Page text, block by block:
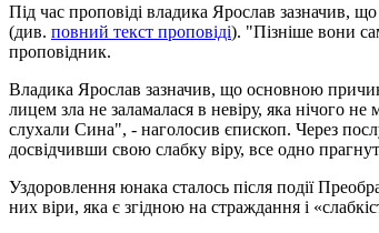
Під час проповіді владика Ярослав зазначив,
(див. повний текст проповіді). "Пізніше вони
проповідник.
Владика Ярослав зазначив, що основною
лицем зла не заламалася в невіру, яка нічого
слухали Сина", - наголосив єпископ. Через
досвідчивши свою слабку віру, все одно
Уздоровлення юнака сталось після події
них віри, яка є згідною на страждання і